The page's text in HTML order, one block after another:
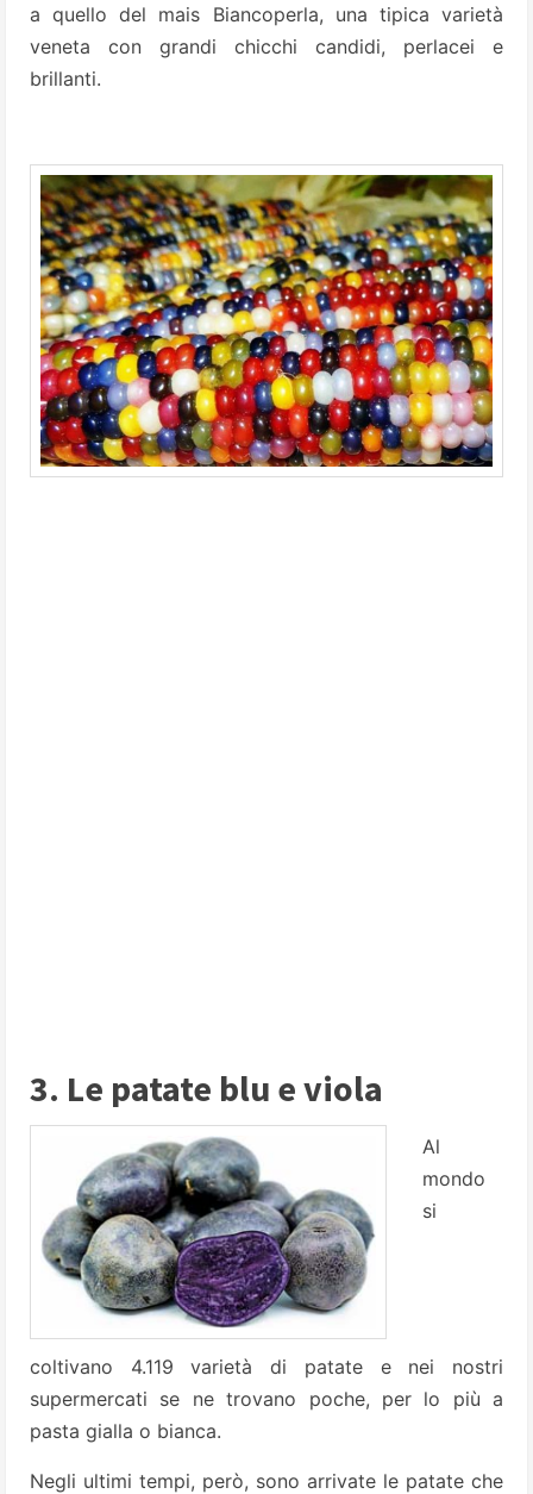
a quello del mais Biancoperla, una tipica varietà
veneta con grandi chicchi candidi, perlacei e
brillanti.
3. Le patate blu e viola
Al
mondo
si
coltivano 4.119 varietà di patate e nei nostri
supermercati se ne trovano poche, per lo più a
pasta gialla o bianca.
Negli ultimi tempi, però, sono arrivate le patate che